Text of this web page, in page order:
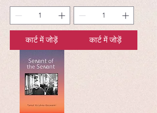
कार्ट में जोड़ें कार्ट में जोड़ें